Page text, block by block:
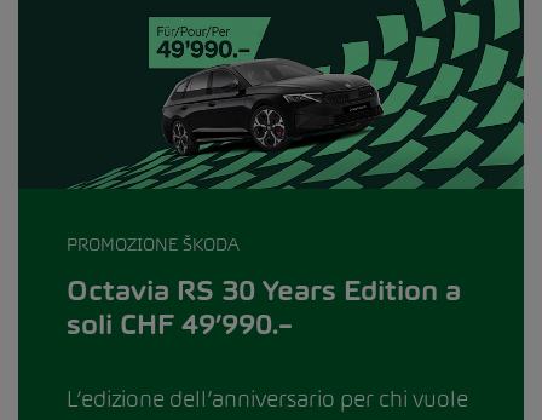
PROMOZIONE ŠKODA
Octavia RS 30 Years Edition a
soli CHF 49’990.–
L’edizione dell’anniversario per chi vuole